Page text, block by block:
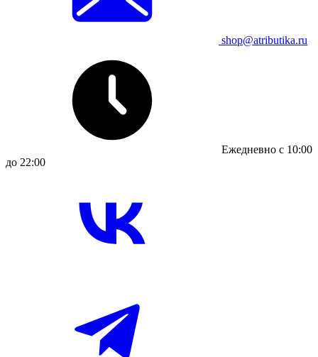
shop@atributika.ru
Ежедневно с 10:00
до 22:00